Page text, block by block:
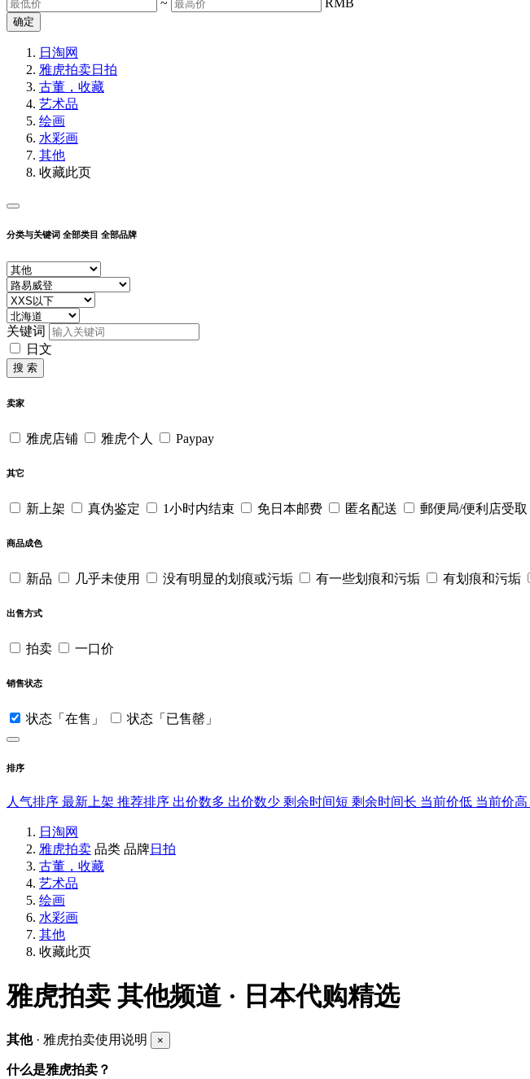
~ RMB
确定
日淘网
雅虎拍卖日拍
古董，收藏
艺术品
绘画
水彩画
其他
收藏此页
分类与关键词 全部类目 全部品牌
关键词
日文
搜 索
卖家
雅虎店铺 雅虎个人 Paypay
其它
新上架 真伪鉴定 1小时内结束 免日本邮费 匿名配送 郵便局/便利店受取
商品成色
新品 几乎未使用 没有明显的划痕或污垢 有一些划痕和污垢 有划痕和污垢
出售方式
拍卖 一口价
销售状态
状态「在售」 状态「已售罄」
排序
人气排序 最新上架 推荐排序 出价数多 出价数少 剩余时间短 剩余时间长 当前价低 当前价高
日淘网
雅虎拍卖 品类 品牌日拍
古董，收藏
艺术品
绘画
水彩画
其他
收藏此页
雅虎拍卖 其他频道 · 日本代购精选
其他· 雅虎拍卖使用说明 ×
什么是雅虎拍卖？